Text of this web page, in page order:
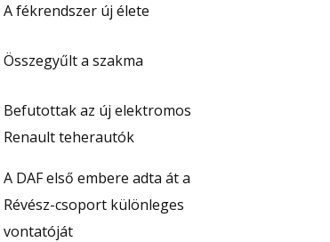
A fékrendszer új élete
Összegyűlt a szakma
Befutottak az új elektromos
Renault teherautók
A DAF első embere adta át a
Révész-csoport különleges
vontatóját